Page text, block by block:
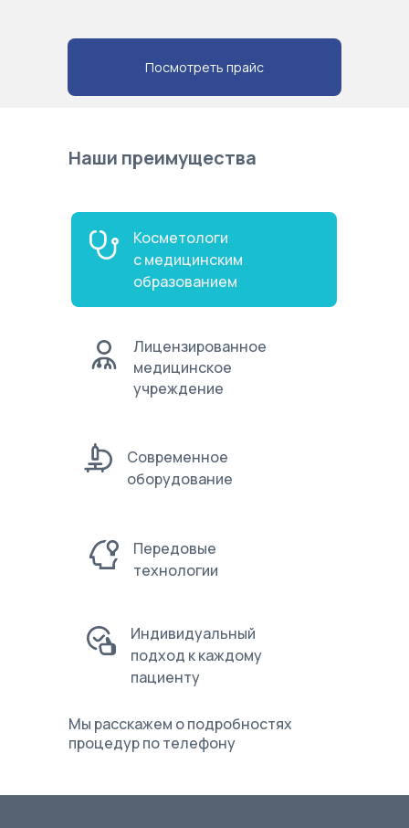
Посмотреть прайс
Наши преимущества
Косметологи
с медицинским
образованием
Лицензированное
медицинское
учреждение
Мы расскажем о подробностях
процедур по телефону
Современное
оборудование
Передовые
технологии
Индивидуальный
подход к каждому
пациенту